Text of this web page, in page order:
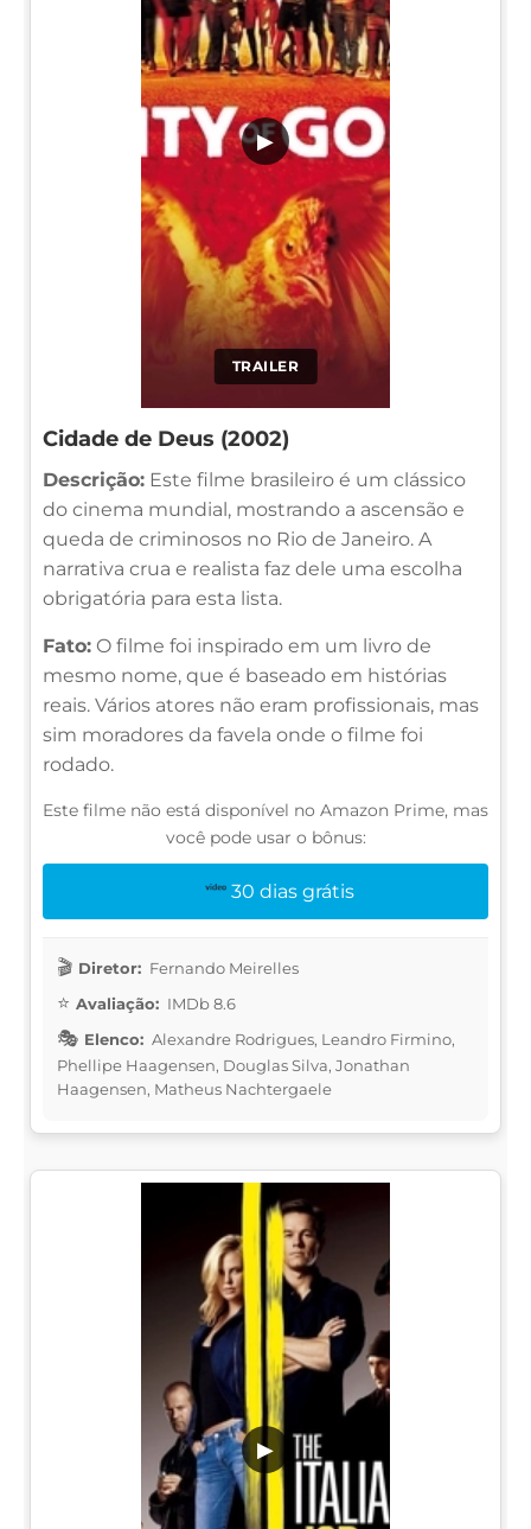
TRAILER
▶
Cidade de Deus (2002)
Descrição: Este filme brasileiro é um clássico
do cinema mundial, mostrando a ascensão e
queda de criminosos no Rio de Janeiro. A
narrativa crua e realista faz dele uma escolha
obrigatória para esta lista.
Fato: O filme foi inspirado em um livro de
mesmo nome, que é baseado em histórias
reais. Vários atores não eram profissionais, mas
sim moradores da favela onde o filme foi
rodado.
Este filme não está disponível no Amazon Prime, mas
você pode usar o bônus:
30 dias grátis
Diretor: Fernando Meirelles
Avaliação: IMDb 8.6
Elenco: Alexandre Rodrigues, Leandro Firmino,
Phellipe Haagensen, Douglas Silva, Jonathan
Haagensen, Matheus Nachtergaele
▶